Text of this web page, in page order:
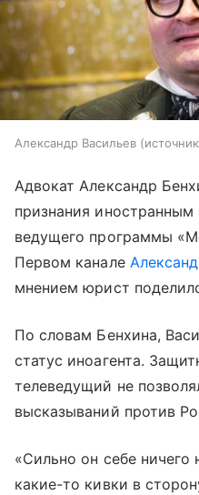
Александр Васильев
Адвокат Александр
признания
ведущего программы
Первом канале
мнением юрист
По словам Бенхина,
статус иноагента.
телеведущий не
высказываний против
«Сильно он себе ничего
какие-то кивки в